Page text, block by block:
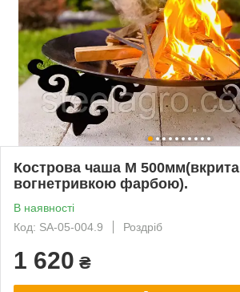
Кострова чаша М 500мм(вкрита
вогнетривкою фарбою).
В наявності
Код: SA-05-004.9
Роздріб
1 620 ₴